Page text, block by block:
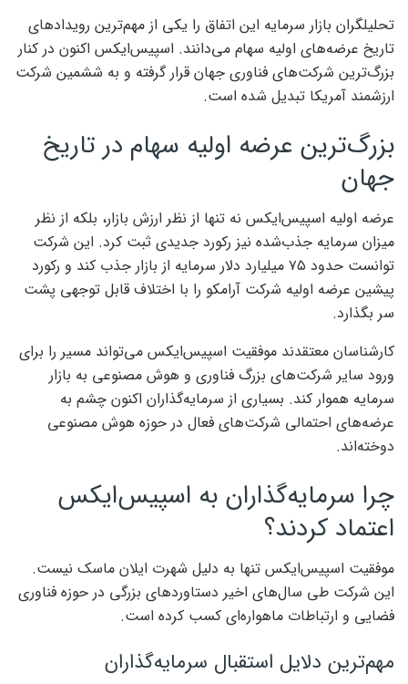
تحلیلگران بازار سرمایه این اتفاق را یکی از مهم‌ترین رویدادهای
تاریخ عرضه‌های اولیه سهام می‌دانند. اسپیس‌ایکس اکنون در کنار
بزرگ‌ترین شرکت‌های فناوری جهان قرار گرفته و به ششمین شرکت
ارزشمند آمریکا تبدیل شده است.
بزرگ‌ترین عرضه اولیه سهام در تاریخ
جهان
عرضه اولیه اسپیس‌ایکس نه تنها از نظر ارزش بازار، بلکه از نظر
میزان سرمایه جذب‌شده نیز رکورد جدیدی ثبت کرد. این شرکت
توانست حدود ۷۵ میلیارد دلار سرمایه از بازار جذب کند و رکورد
پیشین عرضه اولیه شرکت آرامکو را با اختلاف قابل توجهی پشت
سر بگذارد.
کارشناسان معتقدند موفقیت اسپیس‌ایکس می‌تواند مسیر را برای
ورود سایر شرکت‌های بزرگ فناوری و هوش مصنوعی به بازار
سرمایه هموار کند. بسیاری از سرمایه‌گذاران اکنون چشم به
عرضه‌های احتمالی شرکت‌های فعال در حوزه هوش مصنوعی
دوخته‌اند.
چرا سرمایه‌گذاران به اسپیس‌ایکس
اعتماد کردند؟
موفقیت اسپیس‌ایکس تنها به دلیل شهرت ایلان ماسک نیست.
این شرکت طی سال‌های اخیر دستاوردهای بزرگی در حوزه فناوری
فضایی و ارتباطات ماهواره‌ای کسب کرده است.
مهم‌ترین دلایل استقبال سرمایه‌گذاران